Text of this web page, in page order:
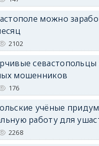
можно
2102
севастопольцы
мошенников
176
учёные
работу для
2268